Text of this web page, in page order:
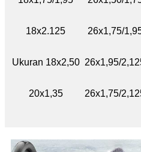
18x2.125 26x1,75/
Ukuran 18x2,50 26x1,95/
20x1,35 26x1,75/